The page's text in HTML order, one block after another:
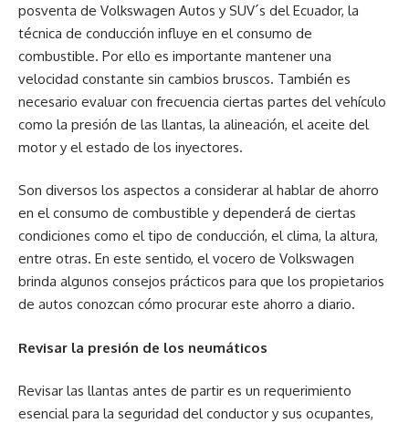
posventa de Volkswagen Autos y SUV´s del Ecuador, la
técnica de conducción influye en el consumo de
combustible. Por ello es importante mantener una
velocidad constante sin cambios bruscos. También es
necesario evaluar con frecuencia ciertas partes del vehículo
como la presión de las llantas, la alineación, el aceite del
motor y el estado de los inyectores.
Son diversos los aspectos a considerar al hablar de ahorro
en el consumo de combustible y dependerá de ciertas
condiciones como el tipo de conducción, el clima, la altura,
entre otras. En este sentido, el vocero de Volkswagen
brinda algunos consejos prácticos para que los propietarios
de autos conozcan cómo procurar este ahorro a diario.
Revisar la presión de los neumáticos
Revisar las llantas antes de partir es un requerimiento
esencial para la seguridad del conductor y sus ocupantes,